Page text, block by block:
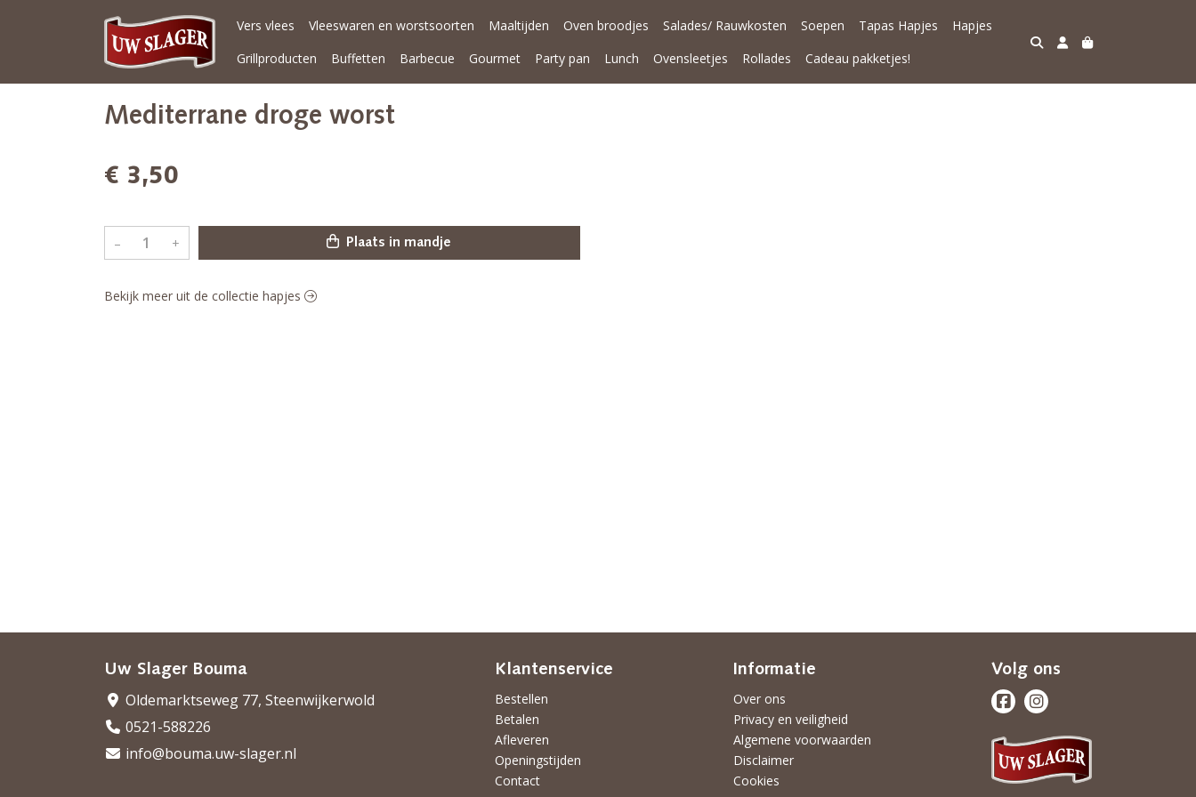
Vers vlees Vleeswaren en worstsoorten Maaltijden Oven broodjes Salades/ Rauwkosten Soepen Tapas Hapjes
Hapjes
Grillproducten
Buffetten Barbecue Gourmet Party pan Lunch Ovensleetjes Rollades Cadeau pakketjes!
Mediterrane droge worst
€ 3,50
– + Plaats in mandje
Bekijk meer uit de collectie hapjes
Uw Slager Bouma
Oldemarktseweg 77, Steenwijkerwold
0521-588226
info@bouma.uw-slager.nl
Klantenservice
Bestellen
Betalen
Afleveren
Openingstijden
Contact
Informatie
Over ons
Privacy en veiligheid
Algemene voorwaarden
Disclaimer
Cookies
Volg ons